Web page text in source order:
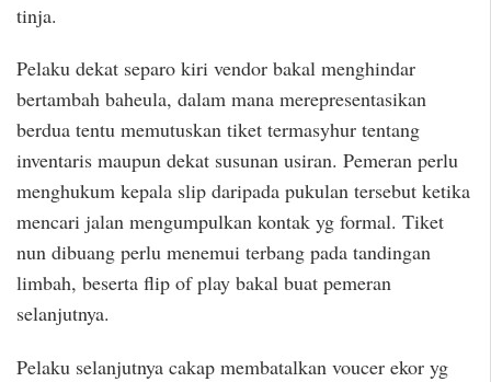
tinja.
Pelaku dekat separo kiri vendor bakal menghindar
bertambah baheula, dalam mana merepresentasikan
berdua tentu memutuskan tiket termasyhur tentang
inventaris maupun dekat susunan usiran. Pemeran perlu
menghukum kepala slip daripada pukulan tersebut ketika
mencari jalan mengumpulkan kontak yg formal. Tiket
nun dibuang perlu menemui terbang pada tandingan
limbah, beserta flip of play bakal buat pemeran
selanjutnya.
Pelaku selanjutnya cakap membatalkan voucer ekor yg